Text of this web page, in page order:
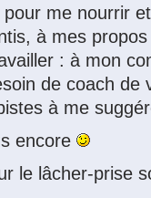
me nourrir
à mes
: à mon
de coach de
à me
encore
le lâcher-prise